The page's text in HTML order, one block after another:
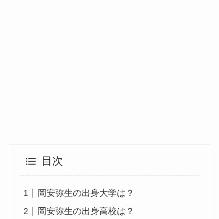
目次
岡安弥生の出身大学は？
岡安弥生の出身高校は？